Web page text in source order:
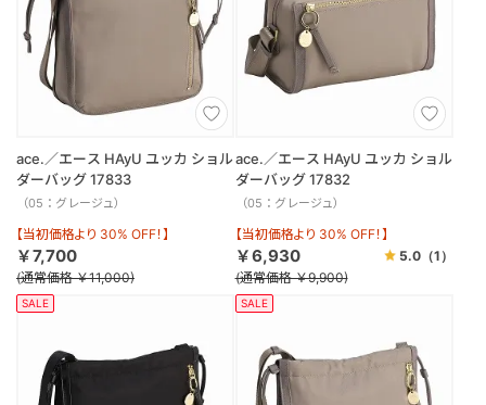
ace.／エース HAyU ユッカ ショル
ダーバッグ 17833
（05：グレージュ）
【当初価格より 30% OFF！】
￥7,700
(通常価格 ￥11,000)
ace.／エース HAyU ユッカ ショル
ダーバッグ 17832
（05：グレージュ）
【当初価格より 30% OFF！】
￥6,930 5.0 （1）
(通常価格 ￥9,900)
SALE SALE